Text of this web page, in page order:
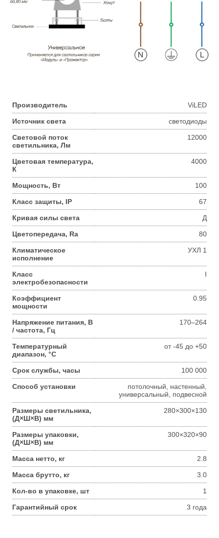
Производитель ViLED
Источник света светодиоды
Световой поток
светильника, Лм
12000
Цветовая температура,
К
4000
Мощность, Вт 100
Класс защиты, IP 67
Кривая силы света Д
Цветопередача, Ra 80
Климатическое
исполнение
УХЛ 1
Класс
электробезопасности
I
Коэффициент
мощности
0.95
Напряжение питания, В
/ частота, Гц
170–264
Температурный
диапазон, °С
от -45 до +50
Срок службы, часы 100 000
Способ установки
потолочный, настенный,
универсальный, подвесной
Размеры светильника,
(Д×Ш×В) мм
280×300×130
Размеры упаковки,
(Д×Ш×В) мм
300×320×90
Масса нетто, кг 2.8
Масса брутто, кг 3.0
Кол-во в упаковке, шт 1
Гарантийный срок 3 года